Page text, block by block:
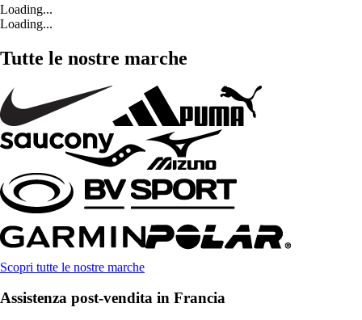
Loading...
Loading...
Tutte le nostre marche
Scopri tutte le nostre marche
Assistenza post-vendita in Francia